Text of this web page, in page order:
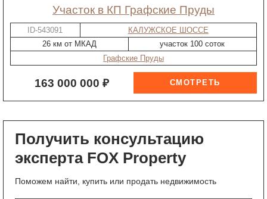
участок в КП Графские Пруды
ID-543091
КАЛУЖСКОЕ ШОССЕ
26 км от МКАД
участок 100 соток
Графские Пруды
163 000 000 ₽
Получить консультацию
эксперта FOX Property
Поможем найти, купить или продать недвижимость